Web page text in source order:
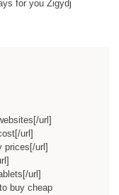
for you Zigydj
url]
url]
prices[/url]
url]
buy cheap